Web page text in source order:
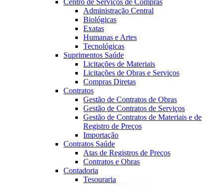
Centro de Serviços de Compras
Administração Central
Biológicas
Exatas
Humanas e Artes
Tecnológicas
Suprimentos Saúde
Licitações de Materiais
Licitações de Obras e Serviços
Compras Diretas
Contratos
Gestão de Contratos de Obras
Gestão de Contratos de Serviços
Gestão de Contratos de Materiais e de
Registro de Preços
Importação
Contratos Saúde
Atas de Registros de Preços
Contratos e Obras
Contadoria
Tesouraria